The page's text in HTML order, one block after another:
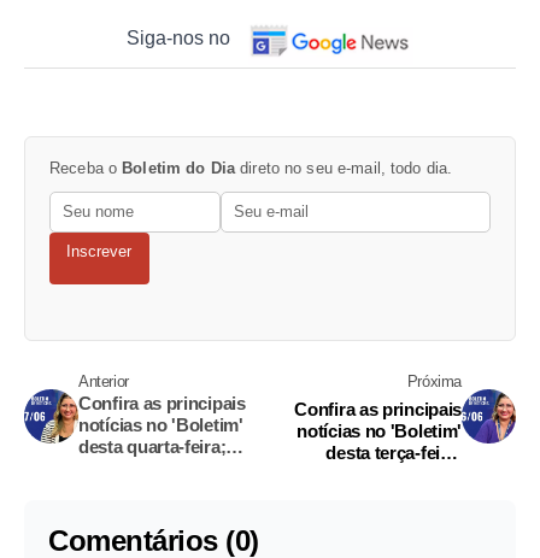
Siga-nos no
Receba o Boletim do Diadireto no seu e-mail, todo dia.
Inscrever
Anterior
Confira as principais
notícias no 'Boletim'
desta quarta-feira;
Próxima
Confira as principais
notícias no 'Boletim'
desta terça-feira;
Comentários (0)